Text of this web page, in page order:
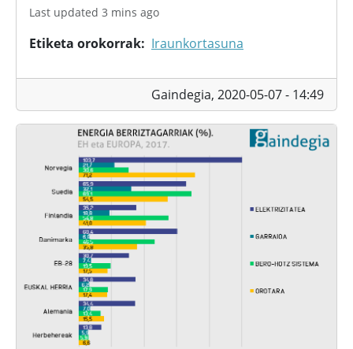
Last updated 3 mins ago
Etiketa orokorrak Iraunkortasuna
Gaindegia, 2020-05-07 - 14:49